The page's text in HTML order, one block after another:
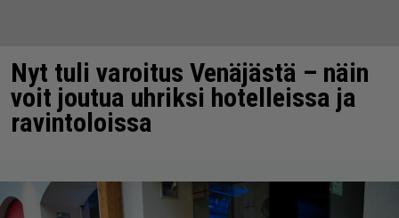
Nyt tuli varoitus Venäjästä – näin
voit joutua uhriksi hotelleissa ja
ravintoloissa